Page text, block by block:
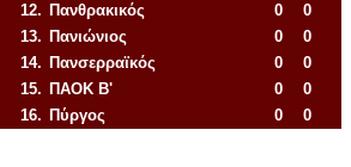
12. Πανθρακικός 0
0
13. Πανιώνιος 0
0
14. Πανσερραϊκός 0
0
15. ΠΑΟΚ Β' 0
0
16. Πύργος 0
0